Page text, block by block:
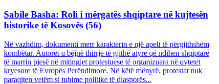
Sabile Basha: Roli i mërgatës shqiptare në kujtesën
historike të Kosovës (56)
Në vazhdim, dokumenti merr karakterin e një apeli të përgjithshëm
kombëtar. Autorët u bëjnë thirrje të gjithë atyre që ndihen shqiptarë
të marrin pjesë në mitingjet protestuese të organizuara në qytetet
kryesore të Evropës Perëndimore. Në këtë mënyrë, protestat nuk
paraqiten vetëm si tubime politike të diasporës...